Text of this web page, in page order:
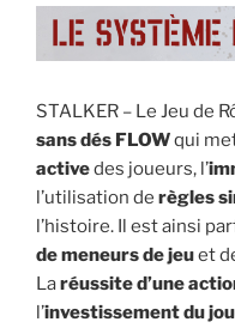
STALKER – Le Jeu de
sans dés FLOWqui
activedes joueurs, l’
l’utilisation de règles
l’histoire. Il est ainsi
de meneurs de jeuet
Laréussite d’une
l’investissement du